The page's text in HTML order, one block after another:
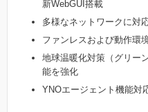
新WebGUI搭載
多様なネットワークに対
ファンレスおよび動作環
地球温暖化対策（グリー
能を強化
YNOエージェント機能対